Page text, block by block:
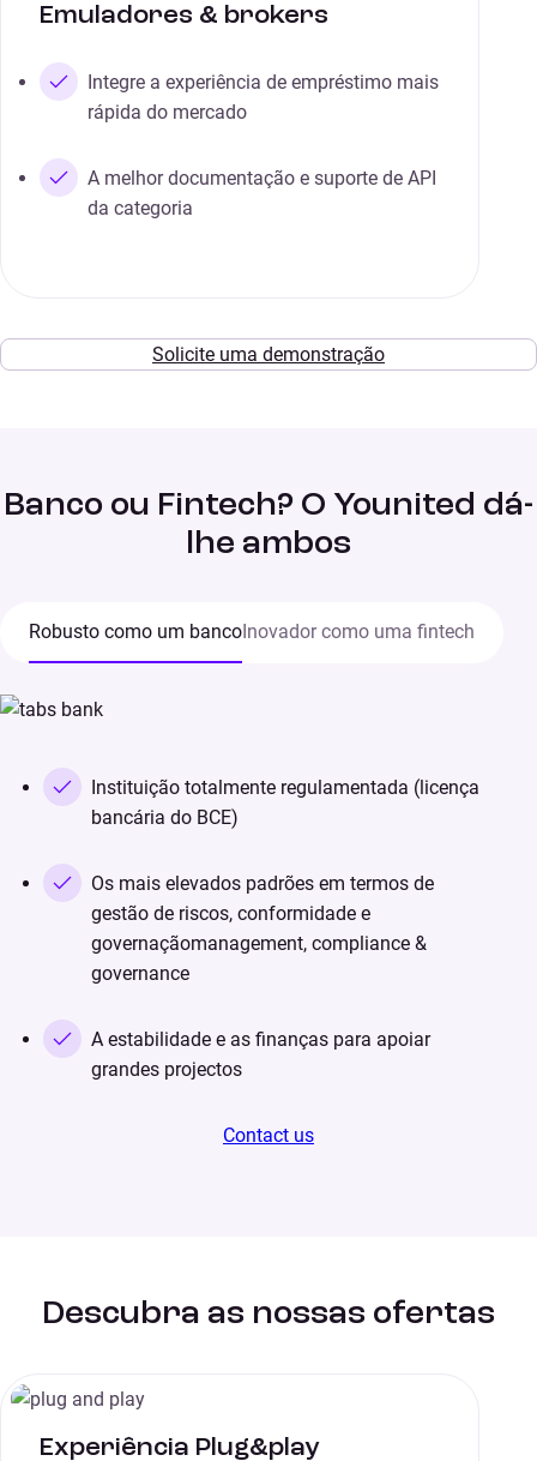
Emuladores & brokers
Integre a experiência de empréstimo mais
rápida do mercado
A melhor documentação e suporte de API
da categoria
Solicite uma demonstração
Banco ou Fintech? O Younited dá-
lhe ambos
Robusto como um banco Inovador como uma fintech
Instituição totalmente regulamentada (licença
bancária do BCE)
Os mais elevados padrões em termos de
gestão de riscos, conformidade e
governaçãomanagement, compliance &
governance
A estabilidade e as finanças para apoiar
grandes projectos
Contact us
Descubra as nossas ofertas
Experiência Plug&play